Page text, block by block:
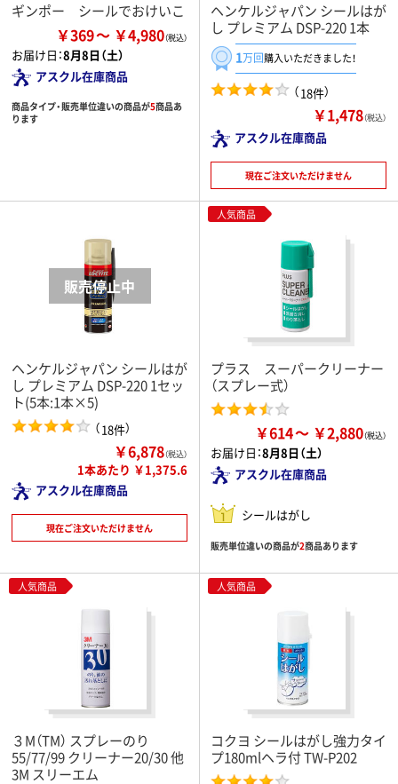
ギンポー シールでおけいこ
￥369 ￥4,980
お届け日：8月8日（土）
アスクル在庫商品
商品タイプ・販売単位違いの商品が5商品あ
ります
ヘンケルジャパン シールはが
し プレミアム DSP-220 1本
1万回購入いただきました！
（18件）
￥1,478（税込）
アスクル在庫商品
現在ご注文いただけません
ヘンケルジャパン シールはが
し プレミアム DSP-220 1セッ
ト(5本:1本×5)
（18件）
￥6,878（税込）
1本あたり ￥1,375.6
アスクル在庫商品
現在ご注文いただけません
人気商品
プラス スーパークリーナー
（スプレー式）
￥614 ￥2,880
お届け日：8月8日（土）
アスクル在庫商品
シールはがし
販売単位違いの商品が2商品あります
人気商品
３M（TM） スプレーのり
55/77/99 クリーナー20/30 他
3M スリーエム
人気商品
コクヨ シールはがし強力タイ
プ180mlヘラ付 TW-P202